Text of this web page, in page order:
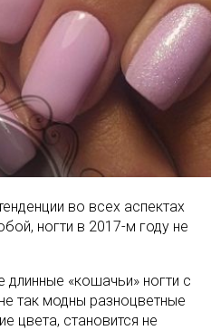
во всех аспектах
ногти в 2017-м году не
длинные «кошачьи» ногти с
так модны разноцветные
цвета, становится не